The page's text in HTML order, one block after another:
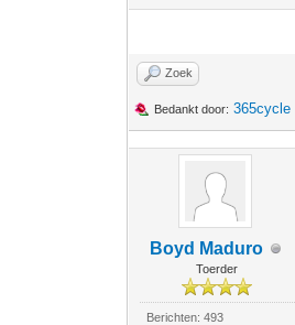
Zoek
Bedankt door: 365cycle
Boyd Maduro
Toerder
Berichten: 493